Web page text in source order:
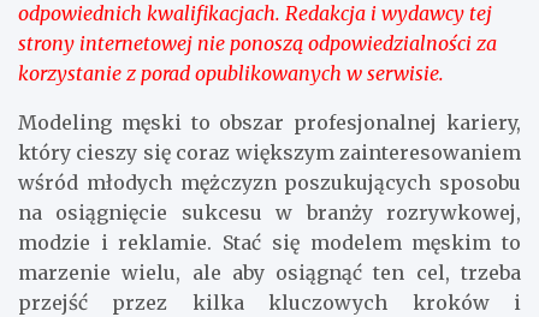
odpowiednich kwalifikacjach. Redakcja i wydawcy tej
strony internetowej nie ponoszą odpowiedzialności za
korzystanie z porad opublikowanych w serwisie.
Modeling męski to obszar profesjonalnej kariery,
który cieszy się coraz większym zainteresowaniem
wśród młodych mężczyzn poszukujących sposobu
na osiągnięcie sukcesu w branży rozrywkowej,
modzie i reklamie. Stać się modelem męskim to
marzenie wielu, ale aby osiągnąć ten cel, trzeba
przejść przez kilka kluczowych kroków i